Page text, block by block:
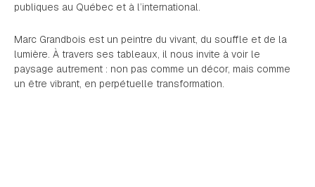
publiques au Québec et à l’international.
Marc Grandbois est un peintre du vivant, du souffle et de la
lumière. À travers ses tableaux, il nous invite à voir le
paysage autrement : non pas comme un décor, mais comme
un être vibrant, en perpétuelle transformation.